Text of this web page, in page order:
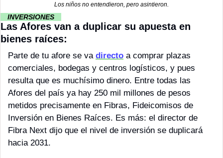
Los niños no entendieron, pero asintieron.
INVERSIONES
Las Afores van a duplicar su apuesta en
bienes raíces:
Parte de tu afore se va directo a comprar plazas
comerciales, bodegas y centros logísticos, y pues
resulta que es muchísimo dinero. Entre todas las
Afores del país ya hay 250 mil millones de pesos
metidos precisamente en Fibras, Fideicomisos de
Inversión en Bienes Raíces. Es más: el director de
Fibra Next dijo que el nivel de inversión se duplicará
hacia 2031.